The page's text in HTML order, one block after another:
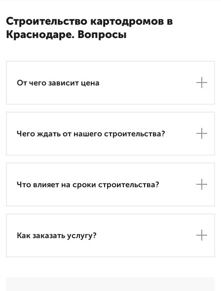
Строительство картодромов в
Краснодаре. Вопросы
От чего зависит цена
Чего ждать от нашего строительства?
Что влияет на сроки строительства?
Как заказать услугу?